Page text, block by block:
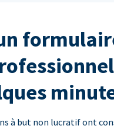
à but non lucratif ont